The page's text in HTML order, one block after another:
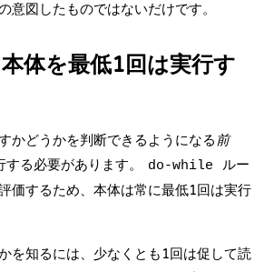
意図したものではないだけです。
体を最低1回は実行す
かどうかを判断できるようになる 前
する必要があります。 do-while
ルー
価するため、本体は常に最低1回は実行
を知るには、少なくとも1回は促して読